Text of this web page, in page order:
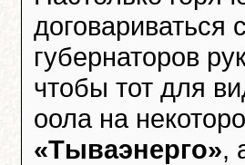
губернаторов
чтобы тот для
оола на
«Тываэнерго»,